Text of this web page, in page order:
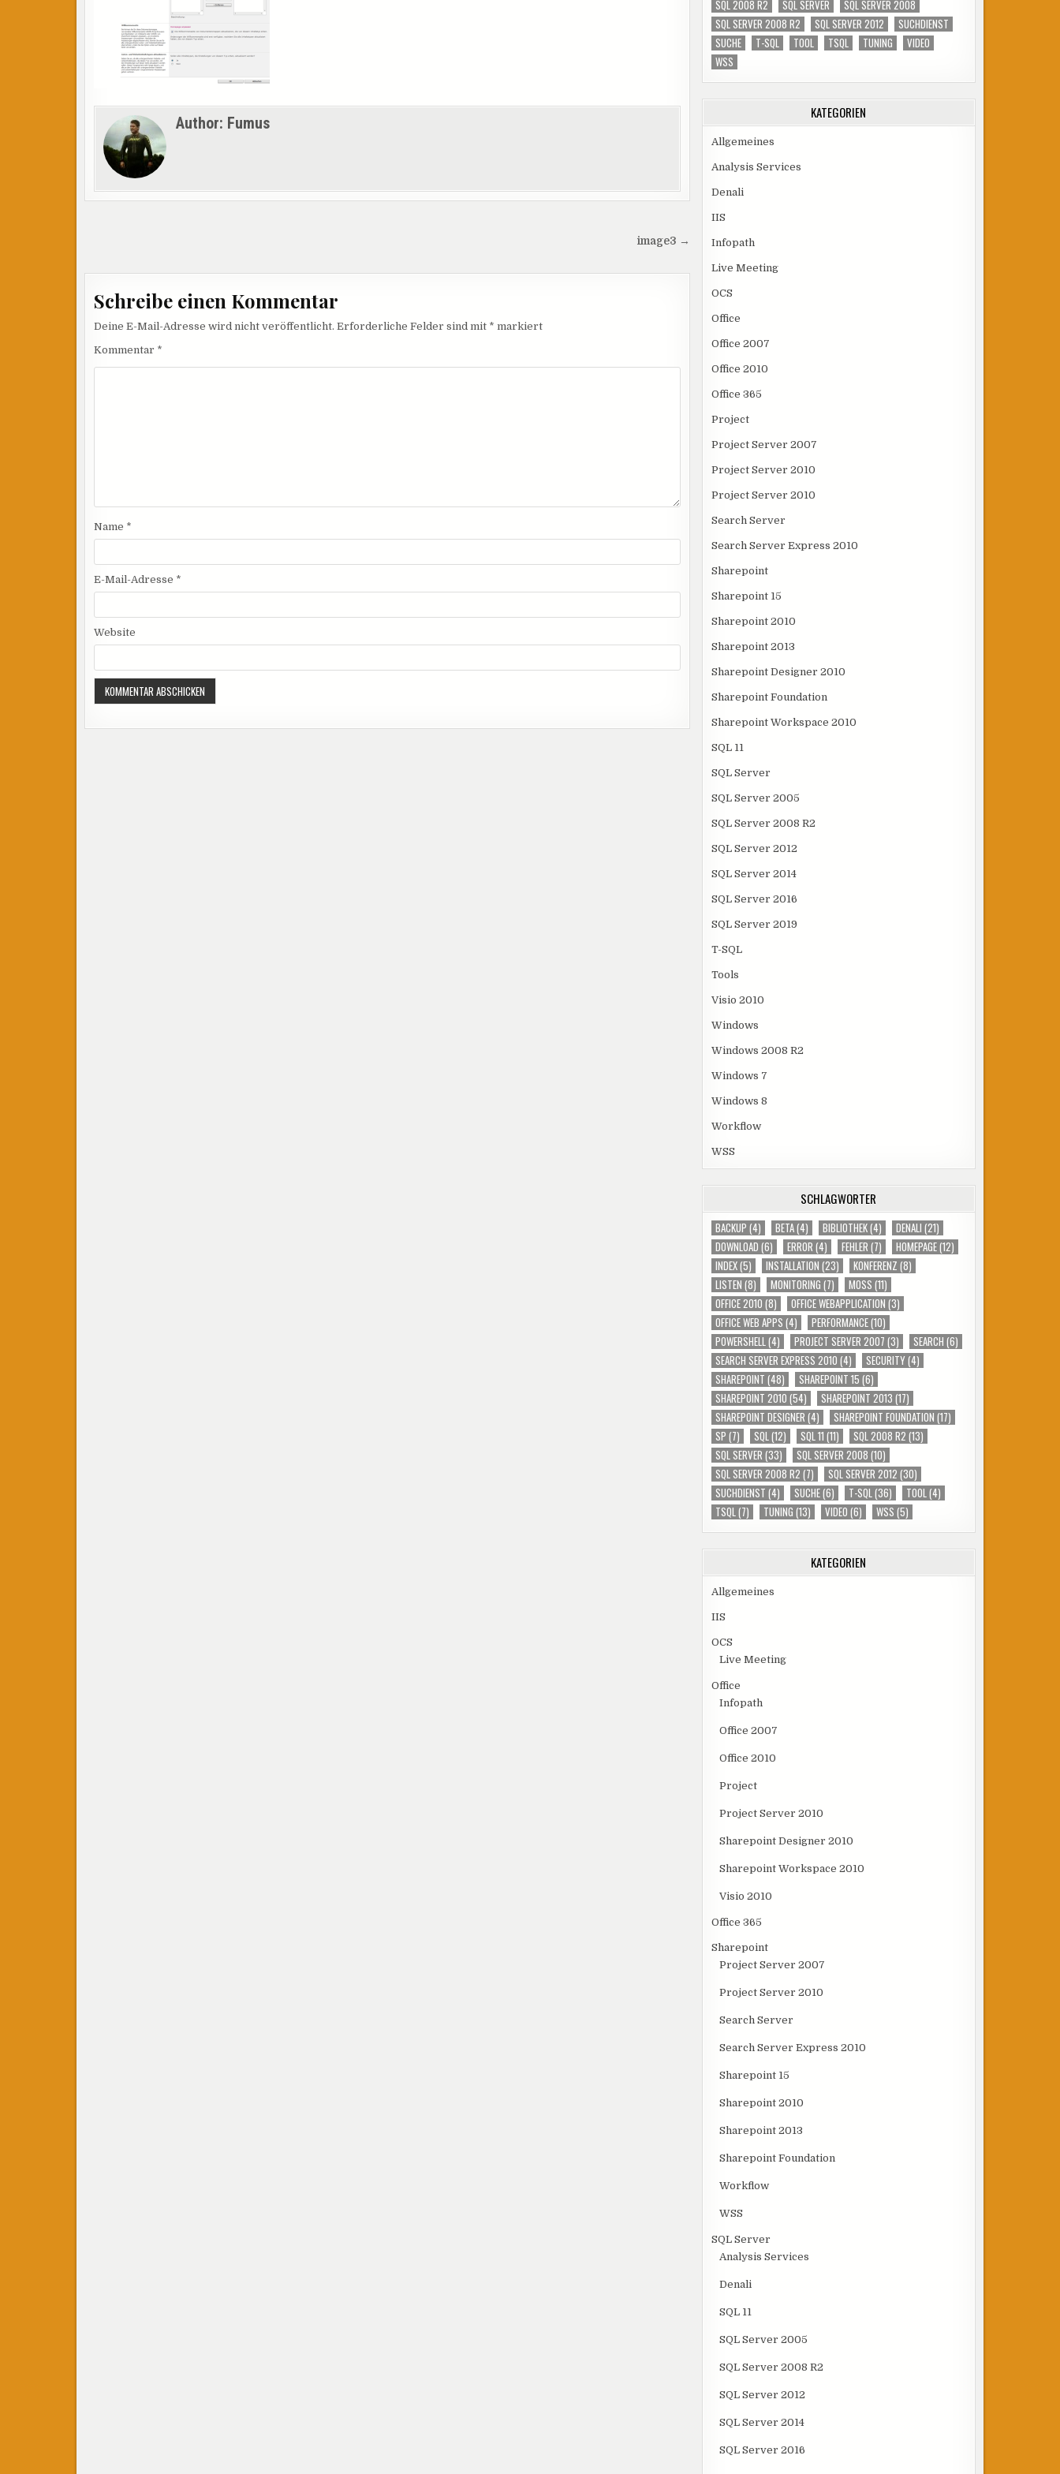
Author: Fumus
image3 →
Schreibe einen Kommentar
Deine E-Mail-Adresse wird nicht veröffentlicht. Erforderliche Felder sind mit * markiert
Kommentar *
Name *
E-Mail-Adresse *
Website
SQL 2008 R2
SQL SERVER
SQL SERVER 2008
SQL SERVER 2008 R2
SQL SERVER 2012
SUCHDIENST
SUCHE
T-SQL TOOL TSQL TUNING
VIDEO
WSS
KATEGORIEN
Allgemeines
Analysis Services
Denali
IIS
Infopath
Live Meeting
OCS
Office
Office 2007
Office 2010
Office 365
Project
Project Server 2007
Project Server 2010
Project Server 2010
Search Server
Search Server Express 2010
Sharepoint
Sharepoint 15
Sharepoint 2010
Sharepoint 2013
Sharepoint Designer 2010
Sharepoint Foundation
Sharepoint Workspace 2010
SQL 11
SQL Server
SQL Server 2005
SQL Server 2008 R2
SQL Server 2012
SQL Server 2014
SQL Server 2016
SQL Server 2019
T-SQL
Tools
Visio 2010
Windows
Windows 2008 R2
Windows 7
Windows 8
Workflow
WSS
SCHLAGWÖRTER
BACKUP (4) BETA(4) BIBLIOTHEK(4) DENALI (21)
DOWNLOAD (6) ERROR (4) FEHLER (7) HOMEPAGE(12)
INDEX(5) INSTALLATION (23) KONFERENZ (8)
LISTEN (8) MONITORING (7) MOSS (11)
OFFICE 2010 (8) OFFICE WEBAPPLICATION (3)
OFFICE WEB APPS (4) PERFORMANCE(10)
POWERSHELL(4) PROJECT SERVER 2007 (3) SEARCH (6)
SEARCH SERVER EXPRESS 2010 (4) SECURITY(4)
SHAREPOINT (48) SHAREPOINT 15 (6)
SHAREPOINT 2010 (54) SHAREPOINT 2013 (17)
SHAREPOINT DESIGNER (4) SHAREPOINT FOUNDATION (17)
SP (7) SQL(12) SQL 11 (11) SQL 2008 R2 (13)
SQL SERVER (33) SQL SERVER 2008 (10)
SQL SERVER 2008 R2 (7) SQL SERVER 2012 (30)
SUCHDIENST (4) SUCHE(6) T-SQL(36) TOOL(4)
TSQL(7) TUNING (13) VIDEO (6) WSS (5)
KATEGORIEN
Allgemeines
IIS
OCS
Live Meeting
Office
Infopath
Office 2007
Office 2010
Project
Project Server 2010
Sharepoint Designer 2010
Sharepoint Workspace 2010
Visio 2010
Office 365
Sharepoint
Project Server 2007
Project Server 2010
Search Server
Search Server Express 2010
Sharepoint 15
Sharepoint 2010
Sharepoint 2013
Sharepoint Foundation
Workflow
WSS
SQL Server
Analysis Services
Denali
SQL 11
SQL Server 2005
SQL Server 2008 R2
SQL Server 2012
SQL Server 2014
SQL Server 2016